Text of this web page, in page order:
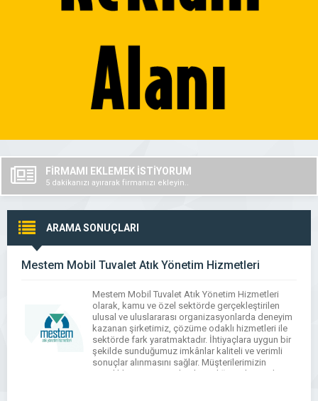
FİRMAMI EKLEMEK İSTİYORUM
5 dakikanızı ayırarak firmanızı ekleyin..
ARAMA SONUÇLARI
Mestem Mobil Tuvalet Atık Yönetim Hizmetleri
Mestem Mobil Tuvalet Atık Yönetim Hizmetleri
olarak, kamu ve özel sektörde gerçekleştirilen
ulusal ve uluslararası organizasyonlarda deneyim
kazanan şirketimiz, çözüme odaklı hizmetleri ile
sektörde fark yaratmaktadır. İhtiyaçlara uygun bir
şekilde sunduğumuz imkânlar kaliteli ve verimli
sonuçlar alınmasını sağlar. Müşterilerimizin
önceliklerine uygun olarak verdiğimiz hizmetler,